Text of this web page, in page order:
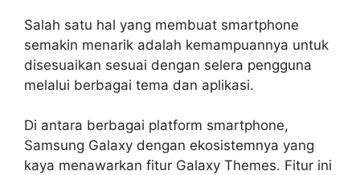
Salah satu hal yang membuat smartphone
semakin menarik adalah kemampuannya untuk
disesuaikan sesuai dengan selera pengguna
melalui berbagai tema dan aplikasi.
Di antara berbagai platform smartphone,
Samsung Galaxy dengan ekosistemnya yang
kaya menawarkan fitur Galaxy Themes. Fitur ini